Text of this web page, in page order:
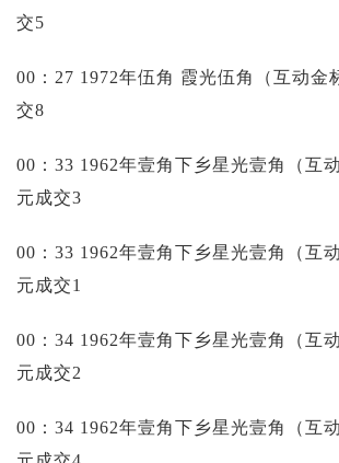
交5
00：27 1972年伍角 霞光伍角（互动金
交8
00：33 1962年壹角下乡星光壹角（互
元成交3
00：33 1962年壹角下乡星光壹角（互
元成交1
00：34 1962年壹角下乡星光壹角（互
元成交2
00：34 1962年壹角下乡星光壹角（互